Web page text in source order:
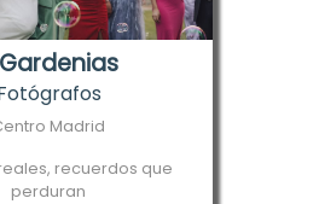
Madrid
recuerdos que
perduran